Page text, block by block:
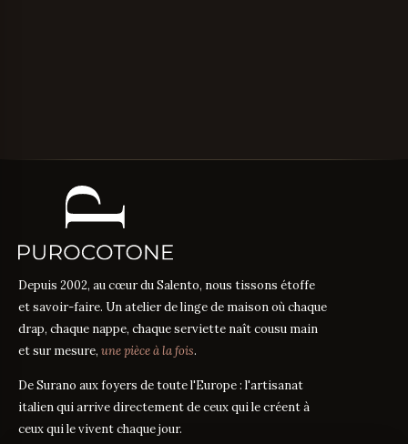
Depuis 2002, au cœur du Salento, nous tissons étoffe
et savoir-faire. Un atelier de linge de maison où chaque
drap, chaque nappe, chaque serviette naît cousu main
et sur mesure, une pièce à la fois.
De Surano aux foyers de toute l'Europe : l'artisanat
italien qui arrive directement de ceux qui le créent à
ceux qui le vivent chaque jour.